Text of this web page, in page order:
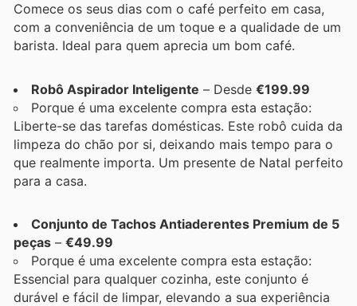
Comece os seus dias com o café perfeito em casa,
com a conveniência de um toque e a qualidade de um
barista. Ideal para quem aprecia um bom café.
Robô Aspirador Inteligente – Desde €199.99
Porque é uma excelente compra esta estação:
Liberte-se das tarefas domésticas. Este robô cuida da
limpeza do chão por si, deixando mais tempo para o
que realmente importa. Um presente de Natal perfeito
para a casa.
Conjunto de Tachos Antiaderentes Premium de 5
peças – €49.99
Porque é uma excelente compra esta estação:
Essencial para qualquer cozinha, este conjunto é
durável e fácil de limpar, elevando a sua experiência